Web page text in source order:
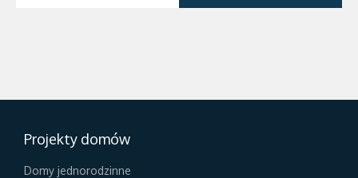
Projekty domów
Domy jednorodzinne